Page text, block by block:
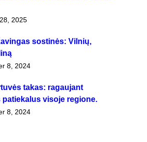
2025
sostinės: Vilnių,
8, 2024
takas: ragaujant
visoje regione.
8, 2024